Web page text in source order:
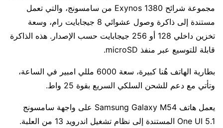
مجموعة شرائح Exynos 1380 من سامسونج، والتي تعمل
مستندة إلى ذاكرة وصول عشوائي 8 جيجابايت رام، وسعة
تخزين داخلي 128 أو 256 جيجابايت حسب الإصدار. هذه الذاكرة
قابلة للتوسيع عبر منفذ microSD.
بطارية الهاتف هُنا كبيرة، سعة 6000 مللي امبير في الساعة،
وتأتي مع دعم للشحن السلكي السريع بقوة 25 واط.
يعمل هاتف Samsung Galaxy M54 على واجهة سامسونج
One UI 5.1 المستندة إلى نظام تشغيل اندرويد 13 من العلبة.